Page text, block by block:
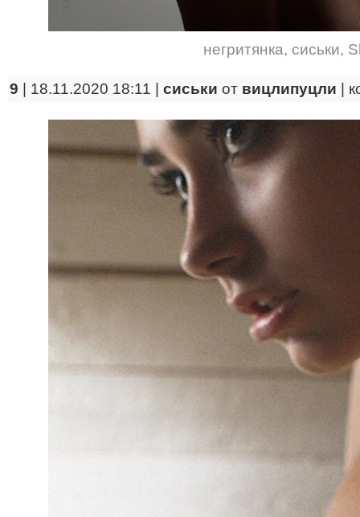
негритянка, сиськи,
9 | 18.11.2020 18:11 | сиськи от вицлипуцли